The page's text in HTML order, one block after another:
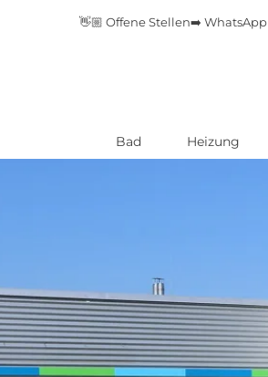
👋🏼 Offene Stellen➡️ WhatsApp
Bad Heizung